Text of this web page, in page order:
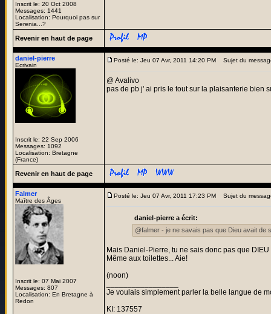
Inscrit le: 20 Oct 2008
Messages: 1441
Localisation: Pourquoi pas sur
Serenia...?
Revenir en haut de page
daniel-pierre
Ecrivain
Inscrit le: 22 Sep 2006
Messages: 1092
Localisation: Bretagne
(France)
Posté le: Jeu 07 Avr, 2011 14:20 PM Sujet du
@ Avalivo
pas de pb j' ai pris le tout sur la plaisanterie bien
Revenir en haut de page
Falmer
Maître des Âges
Inscrit le: 07 Mai 2007
Messages: 807
Localisation: En Bretagne à
Redon
Posté le: Jeu 07 Avr, 2011 17:23 PM Sujet du
daniel-pierre a écrit:
@falmer - je ne savais pas que Dieu avait de
Mais Daniel-Pierre, tu ne sais donc pas que DIEU
Même aux toilettes... Aie!
(noon)
Je voulais simplement parler la belle langue de
KI: 137557